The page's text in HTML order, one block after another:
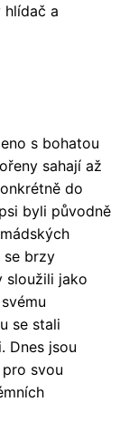
hlídač a
s bohatou
sahají až
do
byli původně
se brzy
sloužili jako
se stali
Dnes jsou
svou